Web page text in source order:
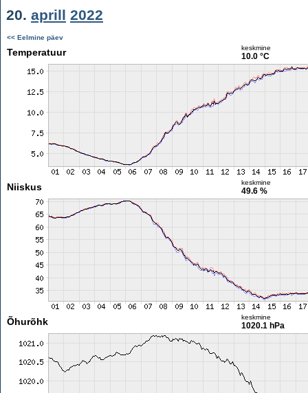
20. aprill 2022
<< Eelmine päev
Temperatuur keskmine
10.0 °C
Niiskus keskmine
49.6 %
Õhurõhk keskmine
1020.1 hPa